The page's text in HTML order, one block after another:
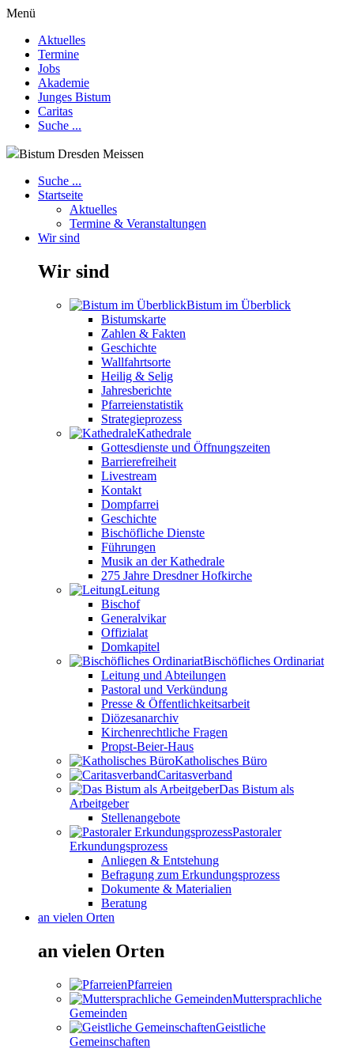
Menü
Aktuelles
Termine
Jobs
Akademie
Junges Bistum
Caritas
Suche ...
Bistum Dresden Meissen
Suche ...
Startseite
Aktuelles
Termine & Veranstaltungen
Wir sind
Wir sind
Bistum im Überblick
Bistumskarte
Zahlen & Fakten
Geschichte
Wallfahrtsorte
Heilig & Selig
Jahresberichte
Pfarreienstatistik
Strategieprozess
Kathedrale
Gottesdienste und Öffnungszeiten
Barrierefreiheit
Livestream
Kontakt
Dompfarrei
Geschichte
Bischöfliche Dienste
Führungen
Musik an der Kathedrale
275 Jahre Dresdner Hofkirche
Leitung
Bischof
Generalvikar
Offizialat
Domkapitel
Bischöfliches Ordinariat
Leitung und Abteilungen
Pastoral und Verkündung
Presse & Öffentlichkeitsarbeit
Diözesanarchiv
Kirchenrechtliche Fragen
Propst-Beier-Haus
Katholisches Büro
Caritasverband
Das Bistum als
Arbeitgeber
Stellenangebote
Pastoraler
Erkundungsprozess
Anliegen & Entstehung
Befragung zum Erkundungsprozess
Dokumente & Materialien
Beratung
an vielen Orten
an vielen Orten
Pfarreien
Muttersprachliche
Gemeinden
Geistliche
Gemeinschaften